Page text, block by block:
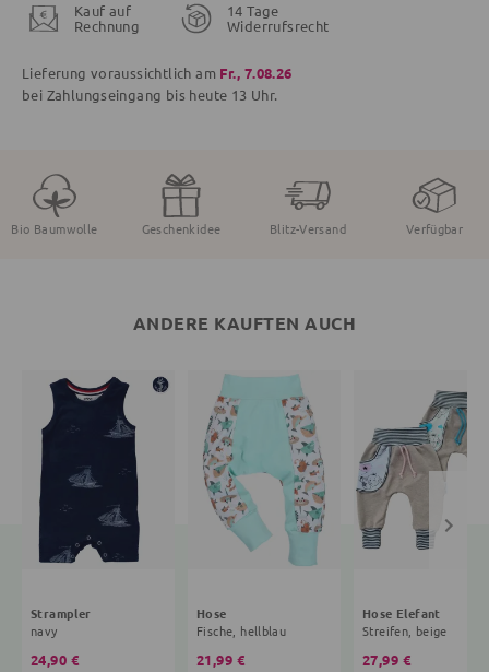
Kauf auf
Rechnung
14 Tage
Widerrufsrecht
Lieferung voraussichtlich am Fr., 7.08.26
bei Zahlungseingang bis heute 13 Uhr.
Bio Baumwolle Geschenkidee Blitz-Versand Verfügbar
ANDERE KAUFTEN AUCH
Strampler
navy
24,90 €
Hose
Fische, hellblau
21,99 €
Hose Elefant
Streifen, beige
27,99 €